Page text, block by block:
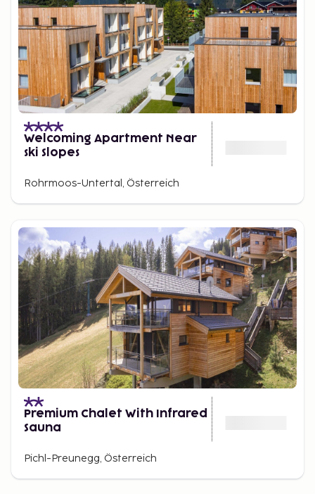
Welcoming Apartment Near
ski Slopes
Rohrmoos-Untertal, Österreich
Premium Chalet With Infrared
Sauna
Pichl-Preunegg, Österreich